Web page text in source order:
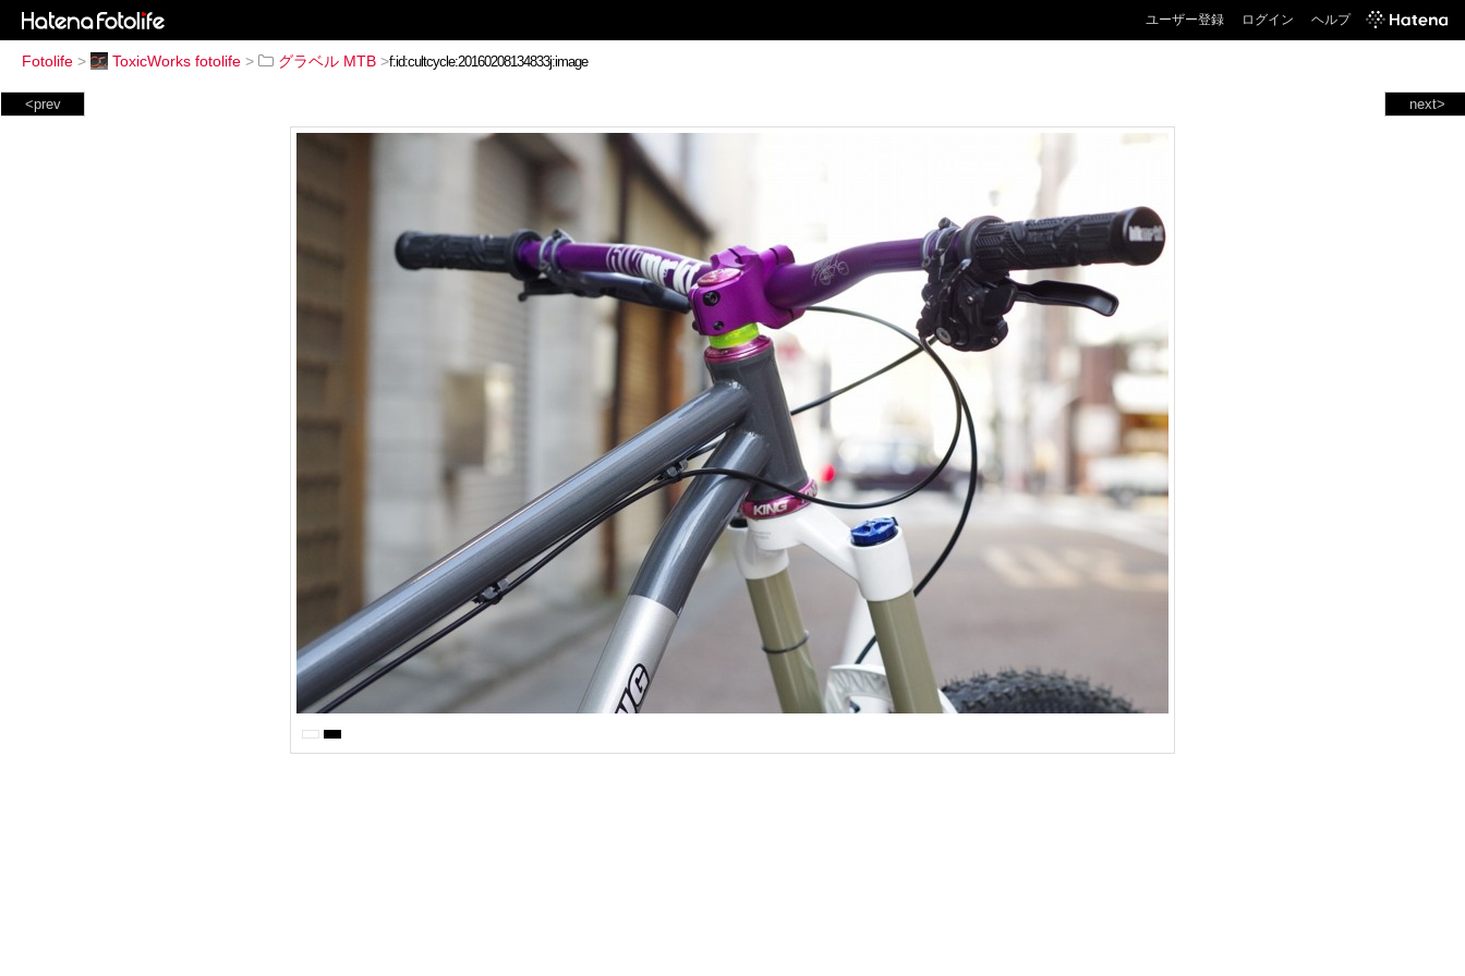
ユーザー登録 ログイン ヘルプ
Fotolife > ToxicWorks fotolife > グラベル MTB >
next>
<prev